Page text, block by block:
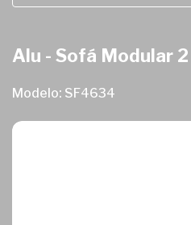
Alu - Sofá Modular
Modelo: SF4634